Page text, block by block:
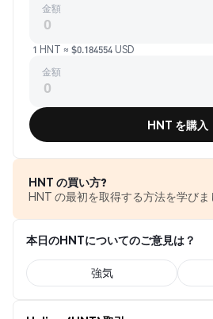
金額
1 HNT ≈ $0.184554 USD
金額
HNT を購入
HNT の買い方?
HNT の最初を取得する方法を学びま
本日のHNTについてのご意見は？
強気